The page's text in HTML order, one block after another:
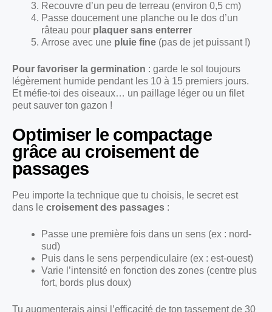
Recouvre d’un peu de terreau (environ 0,5 cm)
Passe doucement une planche ou le dos d’un
râteau pour plaquer sans enterrer
Arrose avec une pluie fine (pas de jet puissant !)
Pour favoriser la germination : garde le sol toujours
légèrement humide pendant les 10 à 15 premiers jours.
Et méfie-toi des oiseaux… un paillage léger ou un filet
peut sauver ton gazon !
Optimiser le compactage
grâce au croisement de
passages
Peu importe la technique que tu choisis, le secret est
dans le croisement des passages :
Passe une première fois dans un sens (ex : nord-
sud)
Puis dans le sens perpendiculaire (ex : est-ouest)
Varie l’intensité en fonction des zones (centre plus
fort, bords plus doux)
Tu augmenterais ainsi l’efficacité de ton tassement de 30